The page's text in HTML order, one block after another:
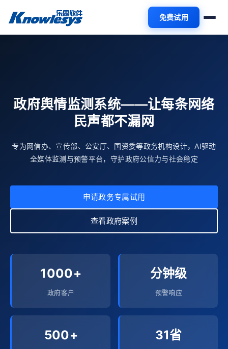
免费试用
政府舆情监测系统——让每条网络
民声都不漏网
专为网信办、宣传部、公安厅、国资委等政务机构设计，AI驱动
全媒体监测与预警平台，守护政府公信力与社会稳定
申请政务专属试用
查看政府案例
1000+
政府客户
分钟级
预警响应
500+ 31省